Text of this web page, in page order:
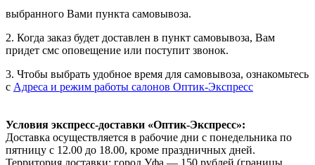
выбранного Вами пункта самовывоза.
2. Когда заказ будет доставлен в пункт самовывоза, Вам
придет смс оповещение или поступит звонок.
3. Чтобы выбрать удобное время для самовывоза, ознакомьтесь
с Адреса и режим работы салонов Оптик-Экспресс
Условия экспресс-доставки «Оптик-Экспресс»:
Доставка осуществляется в рабочие дни с понедельника по
пятницу с 12.00 до 18.00, кроме праздничных дней.
Территория доставки: город Уфа — 150 рублей (границы